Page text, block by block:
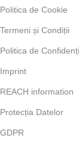
Politica de Cookie
Termeni și Condiții
Politica de
Imprint
REACH information
Protecția Datelor
GDPR